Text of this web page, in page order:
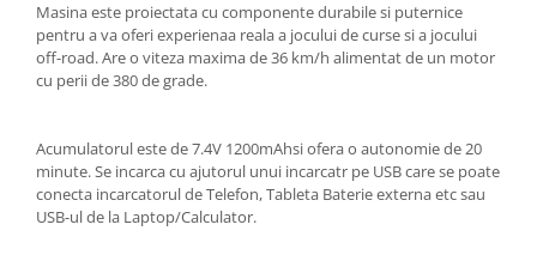
Masina este proiectata cu componente durabile si puternice
pentru a va oferi experienaa reala a jocului de curse si a jocului
off-road. Are o viteza maxima de 36 km/h alimentat de un motor
cu perii de 380 de grade.
Acumulatorul este de 7.4V 1200mAhsi ofera o autonomie de 20
minute. Se incarca cu ajutorul unui incarcatr pe USB care se poate
conecta incarcatorul de Telefon, Tableta Baterie externa etc sau
USB-ul de la Laptop/Calculator.